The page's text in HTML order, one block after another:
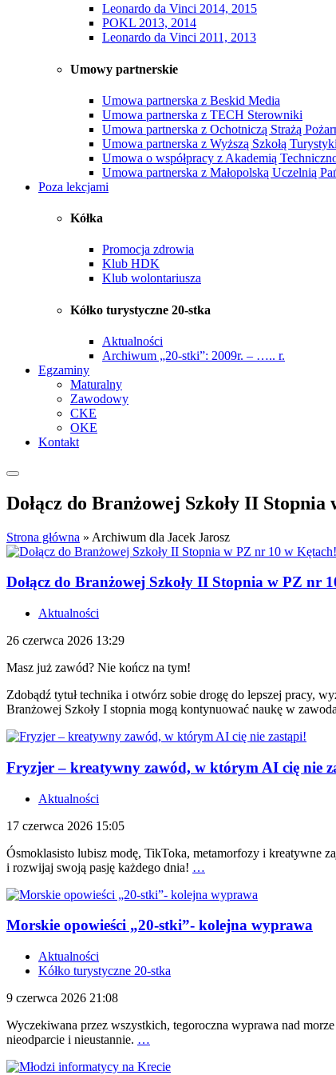
Leonardo da Vinci 2014, 2015
POKL 2013, 2014
Leonardo da Vinci 2011, 2013
Umowy partnerskie
Umowa partnerska z Beskid Media
Umowa partnerska z TECH Sterowniki
Umowa partnerska z Ochotniczą Strażą
Umowa partnerska z Wyższą Szkołą
Umowa o współpracy z Akademią
Umowa partnerska z Małopolską Uczelnią
Poza lekcjami
Kółka
Promocja zdrowia
Klub HDK
Klub wolontariusza
Kółko turystyczne 20-stka
Aktualności
Archiwum „20-stki”: 2009r. – ….. r.
Egzaminy
Maturalny
Zawodowy
CKE
OKE
Kontakt
Dołącz do Branżowej Szkoły II
Strona główna » Archiwum dla Jacek Jarosz
Dołącz do Branżowej Szkoły II Stopnia w PZ nr
Aktualności
26 czerwca 2026 13:29
Masz już zawód? Nie kończ na tym!
Zdobądź tytuł technika i otwórz sobie drogę do lepszej pracy,
Branżowej Szkoły I stopnia mogą kontynuować naukę w
Fryzjer – kreatywny zawód, w którym AI cię nie
Aktualności
17 czerwca 2026 15:05
Ósmoklasisto lubisz modę, TikToka, metamorfozy i kreatywne
i rozwijaj swoją pasję każdego dnia! …
Morskie opowieści „20-stki”- kolejna wyprawa
Aktualności
Kółko turystyczne 20-stka
9 czerwca 2026 21:08
Wyczekiwana przez wszystkich, tegoroczna wyprawa nad
nieodparcie i nieustannie. …